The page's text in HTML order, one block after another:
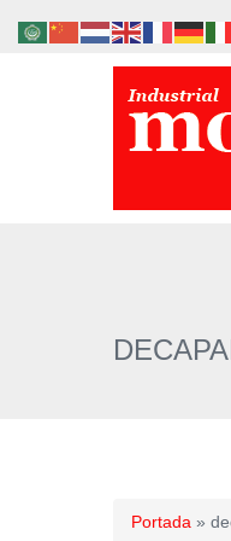
Portada »